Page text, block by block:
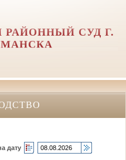
РАЙОННЫЙ СУД Г.
дату